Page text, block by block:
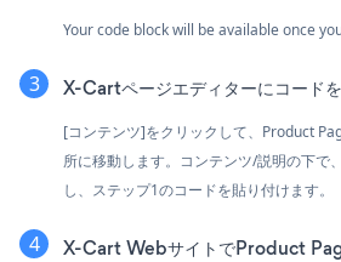
Your code block will be available once
X-Cartページエディターにコード
[コンテンツ]をクリックして、Product
所に移動します。コンテンツ/説明の下で
し、ステップ1のコードを貼り付けます。
X-Cart WebサイトでProduct